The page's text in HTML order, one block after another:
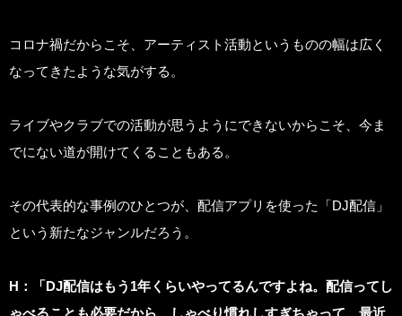
コロナ禍だからこそ、アーティスト活動というものの幅は広く
なってきたような気がする。
ライブやクラブでの活動が思うようにできないからこそ、今ま
でにない道が開けてくることもある。
その代表的な事例のひとつが、配信アプリを使った「DJ配信」
という新たなジャンルだろう。
H ：「DJ配信はもう1年くらいやってるんですよね。配信ってし
ゃべることも必要だから、しゃべり慣れしすぎちゃって、最近